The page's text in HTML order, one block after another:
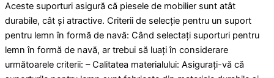
Aceste suporturi asigură că piesele de mobilier sunt atât
durabile, cât și atractive. Criterii de selecție pentru un suport
pentru lemn în formă de navă: Când selectați suporturi pentru
lemn în formă de navă, ar trebui să luați în considerare
următoarele criterii: – Calitatea materialului: Asigurați-vă că